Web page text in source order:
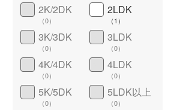
2K/2DK
（0）
2LDK
（1 ）
3K/3DK
（0）
3LDK
（0）
4K/4DK
（0）
4LDK
（0）
5K/5DK
（0）
5LDK以上
（0）
詳しく見る